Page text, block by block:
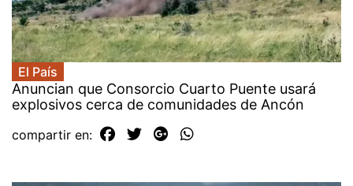
El País
Anuncian que Consorcio Cuarto Puente usará
explosivos cerca de comunidades de Ancón
compartir en: